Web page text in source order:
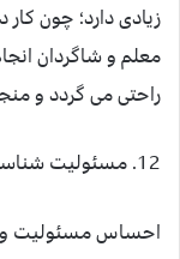
زیادی دارد؛ چون
معلم و شاگردان
راحتی می گردد و
12. مسئولیت شناسی:
احساس مسئولیت و